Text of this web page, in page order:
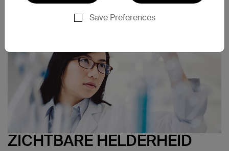
Save Preferences
ZICHTBARE HELDERHEID